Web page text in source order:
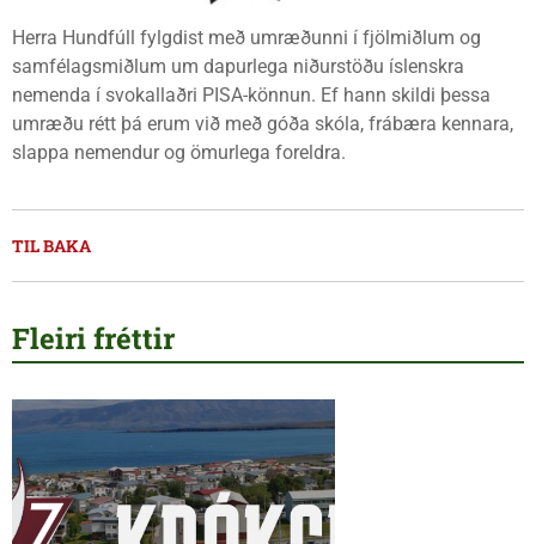
Herra Hundfúll fylgdist með umræðunni í fjölmiðlum og
samfélagsmiðlum um dapurlega niðurstöðu íslenskra
nemenda í svokallaðri PISA-könnun. Ef hann skildi þessa
umræðu rétt þá erum við með góða skóla, frábæra kennara,
slappa nemendur og ömurlega foreldra.
TIL BAKA
Fleiri fréttir